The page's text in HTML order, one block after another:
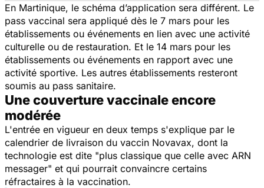
En Martinique, le schéma d’application sera différent. Le
pass vaccinal sera appliqué dès le 7 mars pour les
établissements ou événements en lien avec une activité
culturelle ou de restauration. Et le 14 mars pour les
établissements ou événements en rapport avec une
activité sportive. Les autres établissements resteront
soumis au pass sanitaire.
Une couverture vaccinale encore
modérée
L'entrée en vigueur en deux temps s'explique par le
calendrier de livraison du vaccin Novavax, dont la
technologie est dite "plus classique que celle avec ARN
messager" et qui pourrait convaincre certains
réfractaires à la vaccination.